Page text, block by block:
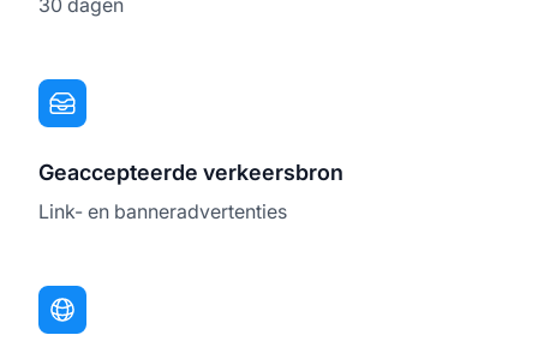
Geaccepteerde verkeersbron
Link- en banneradvertenties